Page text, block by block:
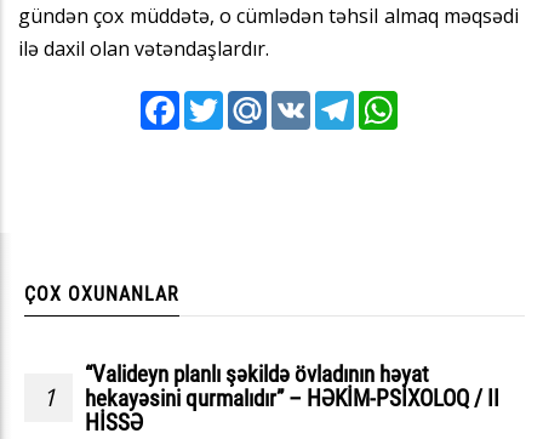
gündən çox müddətə, o cümlədən təhsil almaq məqsədi
ilə daxil olan vətəndaşlardır.
FacebookTwitterMail.RuVK Telegram
ÇOX OXUNANLAR
1
“Valideyn planlı şəkildə övladının həyat
hekayəsini qurmalıdır” – HƏKİM-PSİXOLOQ / II
HİSSƏ